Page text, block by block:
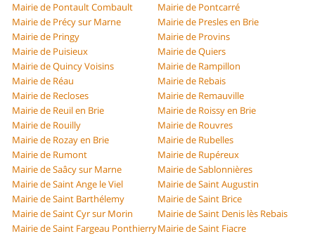
Mairie de Pontault Combault
Mairie de Pontcarré
Mairie de Précy sur Marne
Mairie de Presles en Brie
Mairie de Pringy
Mairie de Provins
Mairie de Puisieux
Mairie de Quiers
Mairie de Quincy Voisins
Mairie de Rampillon
Mairie de Réau
Mairie de Rebais
Mairie de Recloses
Mairie de Remauville
Mairie de Reuil en Brie
Mairie de Roissy en Brie
Mairie de Rouilly
Mairie de Rouvres
Mairie de Rozay en Brie
Mairie de Rubelles
Mairie de Rumont
Mairie de Rupéreux
Mairie de Saâcy sur Marne
Mairie de Sablonnières
Mairie de Saint Ange le Viel
Mairie de Saint Augustin
Mairie de Saint Barthélemy
Mairie de Saint Brice
Mairie de Saint Cyr sur Morin
Mairie de Saint Denis lès Rebais
Mairie de Saint Fargeau PonthierryMairie de Saint Fiacre